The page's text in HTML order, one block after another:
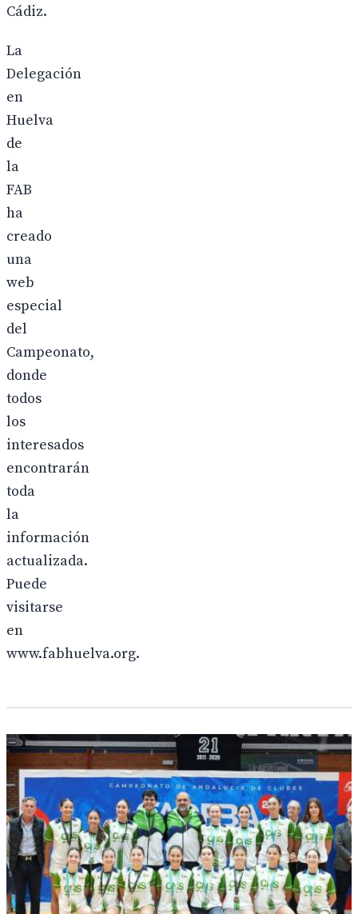
Cádiz.
La
Delegación
en
Huelva
de
la
FAB
ha
creado
una
web
especial
del
Campeonato,
donde
todos
los
interesados
encontrarán
toda
la
información
actualizada.
Puede
visitarse
en
www.fabhuelva.org.